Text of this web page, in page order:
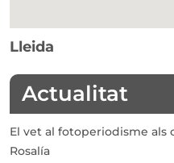
Lleida
Actualitat
El vet al fotoperiodisme als
Rosalía